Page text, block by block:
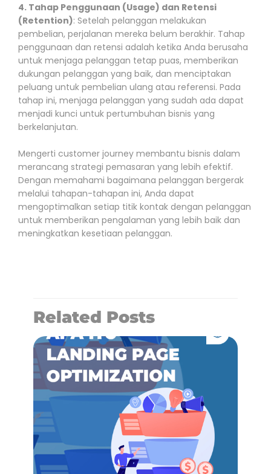
4. Tahap Penggunaan (Usage) dan Retensi
(Retention): Setelah pelanggan melakukan
pembelian, perjalanan mereka belum berakhir. Tahap
penggunaan dan retensi adalah ketika Anda berusaha
untuk menjaga pelanggan tetap puas, memberikan
dukungan pelanggan yang baik, dan menciptakan
peluang untuk pembelian ulang atau referensi. Pada
tahap ini, menjaga pelanggan yang sudah ada dapat
menjadi kunci untuk pertumbuhan bisnis yang
berkelanjutan.
Mengerti customer journey membantu bisnis dalam
merancang strategi pemasaran yang lebih efektif.
Dengan memahami bagaimana pelanggan bergerak
melalui tahapan-tahapan ini, Anda dapat
mengoptimalkan setiap titik kontak dengan pelanggan
untuk memberikan pengalaman yang lebih baik dan
meningkatkan kesetiaan pelanggan.
Related Posts